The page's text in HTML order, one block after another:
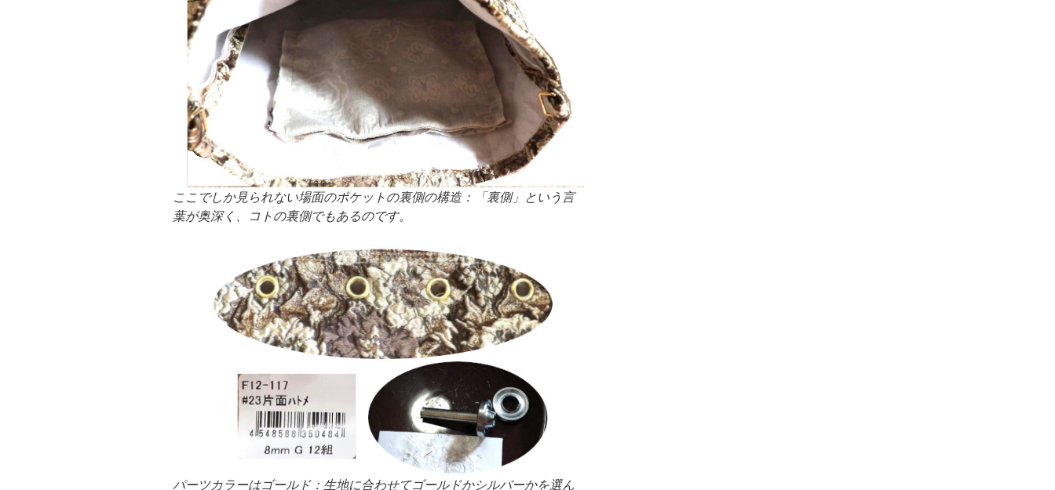
ここでしか見られない場面のポケットの裏側の構造：「裏側」という言
葉が奥深く、コトの裏側でもあるのです。
パーツカラーはゴールド：生地に合わせてゴールドかシルバーかを選ん